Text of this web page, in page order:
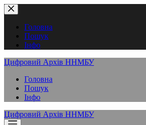
Перейти
до
вмістуГоловна
Пошук
Інфо
Цифровий Архів ННМБУ
Головна
Пошук
Інфо
Цифровий Архів ННМБУ